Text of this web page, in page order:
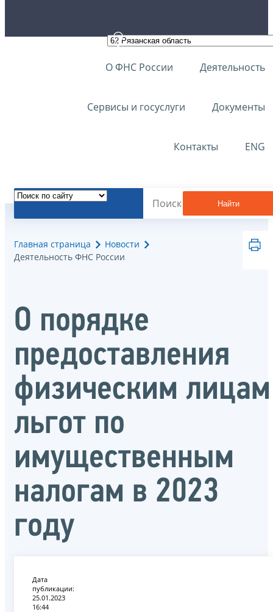
О ФНС России Деятельность
Сервисы и госуслуги Документы
Контакты ENG
Найти
Главная страница
Новости
Деятельность ФНС России
О порядке
предоставления
физическим лицам
льгот по
имущественным
налогам в 2023
году
Дата
публикации:
25.01.2023
16:44